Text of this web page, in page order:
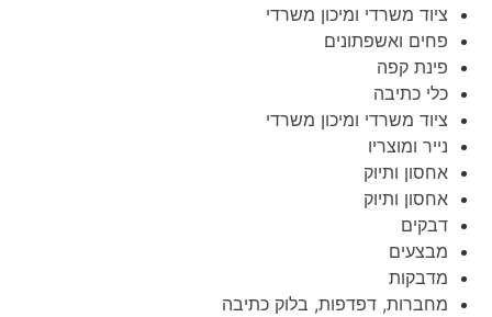
ציוד משרדי ומיכון משרדי
פחים ואשפתונים
פינת קפה
כלי כתיבה
ציוד משרדי ומיכון משרדי
נייר ומוצריו
אחסון ותיוק
אחסון ותיוק
דבקים
מבצעים
מדבקות
מחברות, דפדפות, בלוק כתיבה